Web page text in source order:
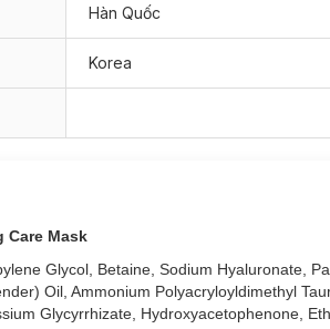
Care Mask 20ghiện đã có mặt tại
Care Mask:chiết xuất Rau Má làm dịu
Brightening Care Mask:
Care Mask:
Care Mask:chiết xuất dịch Ốc Sên
Pore Care Mask:
chiết xuất Trà Xanh
Hàn Quốc
Korea
Care Mask
Glycol, Betaine, Sodium Hyaluronate,
Oil, Ammonium Polyacryloyldimethyl
Glycyrrhizate, Hydroxyacetophenone,